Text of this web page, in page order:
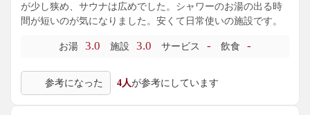
が少し狭め、サウナは広めでした。シャワーのお湯の出る時
間が短いのが気になりました。安くて日常使いの施設です。
お湯 3.0 施設 3.0 サービス - 飲食 -
参考になった 4人が参考にしています